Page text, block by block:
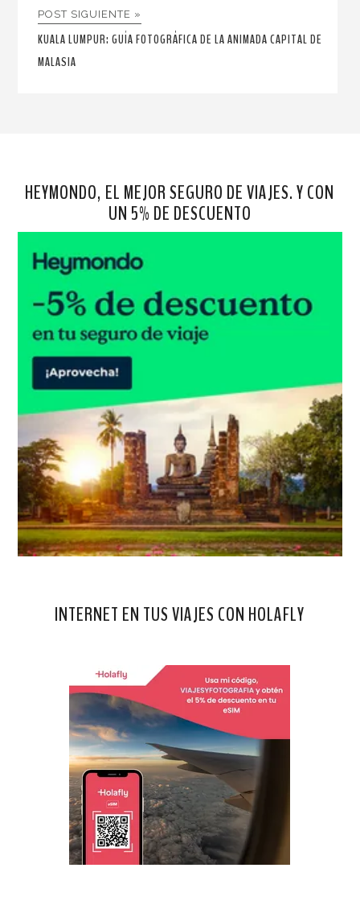
POST SIGUIENTE »
KUALA LUMPUR: GUÍA FOTOGRÁFICA DE LA ANIMADA CAPITAL DE
MALASIA
HEYMONDO, EL MEJOR SEGURO DE VIAJES. Y CON
UN 5% DE DESCUENTO
INTERNET EN TUS VIAJES CON HOLAFLY